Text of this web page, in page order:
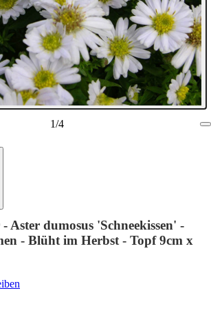
1/4
Aster dumosus 'Schneekissen' -
- Blüht im Herbst - Topf 9cm x